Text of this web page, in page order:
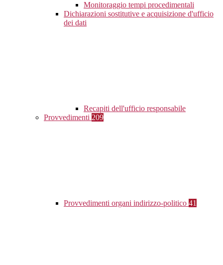
Monitoraggio tempi procedimentali
Dichiarazioni sostitutive e acquisizione d'ufficio
dei dati
Recapiti dell'ufficio responsabile
Provvedimenti 209
Provvedimenti organi indirizzo-politico 41